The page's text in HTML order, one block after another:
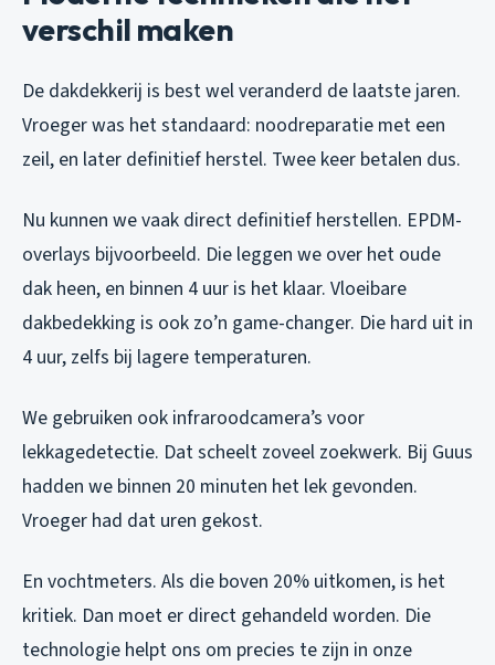
verschil maken
De dakdekkerij is best wel veranderd de laatste jaren.
Vroeger was het standaard: noodreparatie met een
zeil, en later definitief herstel. Twee keer betalen dus.
Nu kunnen we vaak direct definitief herstellen. EPDM-
overlays bijvoorbeeld. Die leggen we over het oude
dak heen, en binnen 4 uur is het klaar. Vloeibare
dakbedekking is ook zo’n game-changer. Die hard uit in
4 uur, zelfs bij lagere temperaturen.
We gebruiken ook infraroodcamera’s voor
lekkagedetectie. Dat scheelt zoveel zoekwerk. Bij Guus
hadden we binnen 20 minuten het lek gevonden.
Vroeger had dat uren gekost.
En vochtmeters. Als die boven 20% uitkomen, is het
kritiek. Dan moet er direct gehandeld worden. Die
technologie helpt ons om precies te zijn in onze